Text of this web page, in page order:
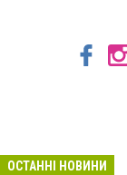
ОСТАННІ НОВИНИ